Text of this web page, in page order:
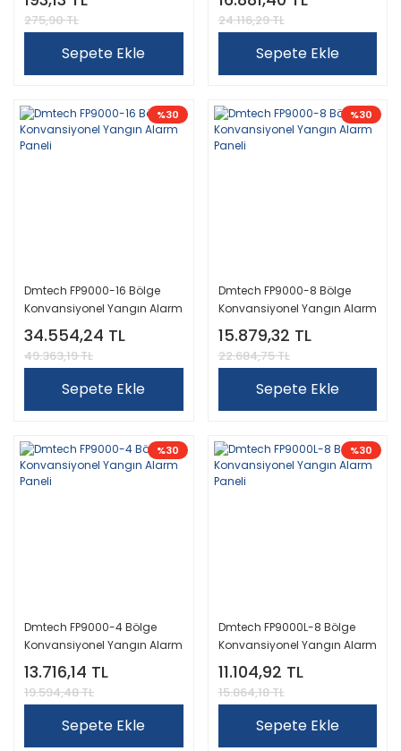
275,90 TL
Sepete Ekle
24.116,29 TL
Sepete Ekle
%30
Dmtech FP9000-16 Bölge
Konvansiyonel Yangın Alarm
Paneli
34.554,24 TL
49.363,19 TL
Sepete Ekle
%30
Dmtech FP9000-8 Bölge
Konvansiyonel Yangın Alarm
Paneli
15.879,32 TL
22.684,75 TL
Sepete Ekle
%30
Dmtech FP9000-4 Bölge
Konvansiyonel Yangın Alarm
Paneli
13.716,14 TL
19.594,48 TL
Sepete Ekle
%30
Dmtech FP9000L-8 Bölge
Konvansiyonel Yangın Alarm
Paneli
11.104,92 TL
15.864,18 TL
Sepete Ekle